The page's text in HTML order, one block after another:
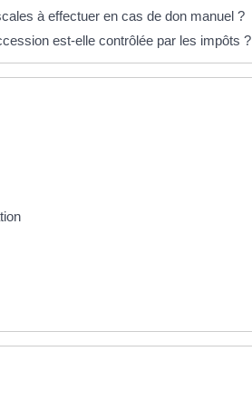
à effectuer en cas de don manuel ?
est-elle contrôlée par les impôts ?